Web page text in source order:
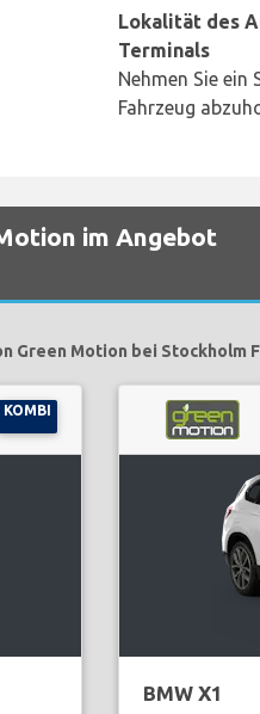
Lokalität des
Terminals
Nehmen Sie
Fahrzeug
im Angebot
Green Motion bei Stockholm
KOMBI
BMW X1